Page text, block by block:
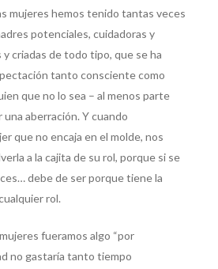
mujeres hemos tenido tantas veces
potenciales, cuidadoras y
criadas de todo tipo, que se ha
tanto consciente como
que no lo sea – al menos parte
aberración. Y cuando
que no encaja en el molde, nos
a la cajita de su rol, porque si se
debe de ser porque tiene la
rol.
fueramos algo “por
no gastaría tanto tiempo